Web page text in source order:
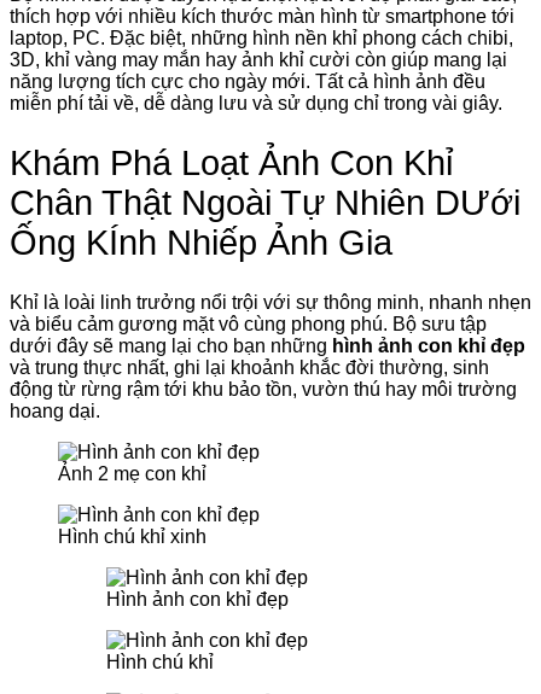
thích hợp với nhiều kích thước màn hình từ smartphone tới
laptop, PC. Đặc biệt, những hình nền khỉ phong cách chibi,
3D, khỉ vàng may mắn hay ảnh khỉ cười còn giúp mang lại
năng lượng tích cực cho ngày mới. Tất cả hình ảnh đều
miễn phí tải về, dễ dàng lưu và sử dụng chỉ trong vài giây.
Khám Phá Loạt Ảnh Con Khỉ
Chân Thật Ngoài Tự Nhiên DƯới
Ống KÍnh Nhiếp Ảnh Gia
Khỉ là loài linh trưởng nổi trội với sự thông minh, nhanh nhẹn
và biểu cảm gương mặt vô cùng phong phú. Bộ sưu tập
dưới đây sẽ mang lại cho bạn những hình ảnh con khỉ đẹp
và trung thực nhất, ghi lại khoảnh khắc đời thường, sinh
động từ rừng rậm tới khu bảo tồn, vườn thú hay môi trường
hoang dại.
Ảnh 2 mẹ con khỉ
Hình chú khỉ xinh
Hình ảnh con khỉ đẹp
Hình chú khỉ